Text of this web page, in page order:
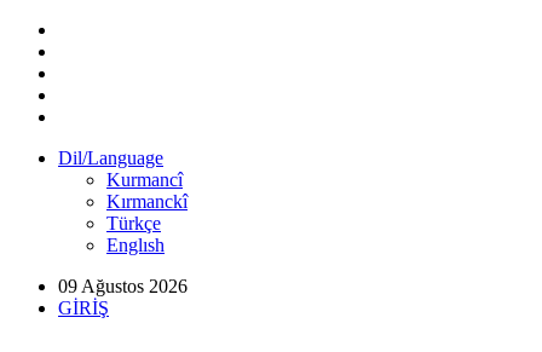
Dil/Language
Kurmancî
Kırmanckî
Türkçe
Englısh
09 Ağustos 2026
GİRİŞ